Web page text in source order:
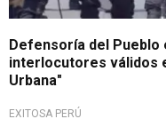
Defensoría del Pueblo
interlocutores válidos
Urbana"
EXITOSA PERÚ